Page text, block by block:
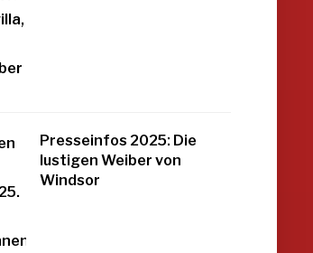
Presseinfos 2025: Die
lustigen Weiber von
Windsor